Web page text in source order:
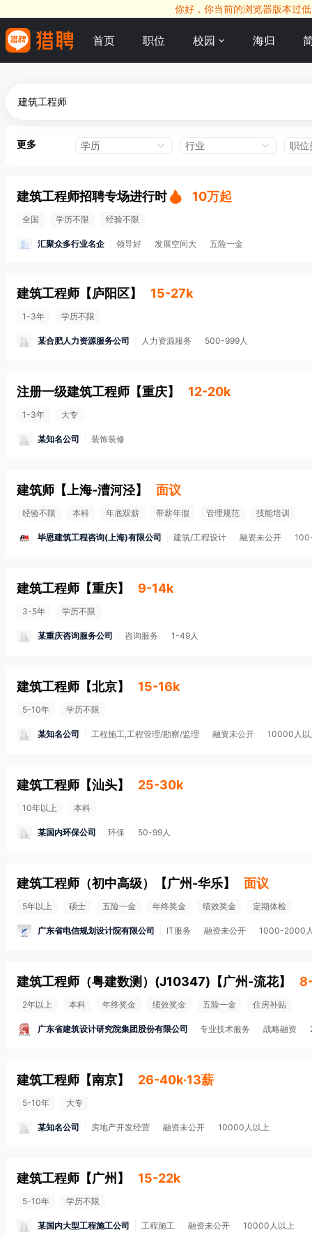
你好，你当前的浏览器版本过
首页 职位 校园 海归
更多 学历 行业 职位
建筑工程师招聘专场进行时 10万起
全国 学历不限 经验不限
汇聚众多行业名企 领导好 发展空间大 五险一金
建筑工程师 【庐阳区】 15-27k
1-3年 学历不限
某合肥人力资源服务公司 人力资源服务 500-999人
注册一级建筑工程师 【重庆】 12-20k
1-3年 大专
某知名公司 装饰装修
建筑师 【 上海-漕河泾】 面议
经验不限 本科 年底双薪 带薪年假 管理规范 技能培训
毕恩建筑工程咨询(上海)有限公司 建筑/工程设计 融资未公开
建筑工程师 【重庆】 9-14k
3-5年 学历不限
某重庆咨询服务公司 咨询服务 1-49人
建筑工程师 【北京】 15-16k
5-10年 学历不限
某知名公司 工程施工,工程管理/勘察/监理 融资未公开 10000人以
建筑工程师 【汕头】 25-30k
10年以上 本科
某国内环保公司 环保 50-99人
建筑工程师（初中高级） 【广州-华乐】 面议
5年以上 硕士 五险一金 年终奖金 绩效奖金 定期体检
广东省电信规划设计院有限公司 IT服务 融资未公开 1000-2000
建筑工程师（粤建数测）(J10347) 【广州-流花】
2年以上 本科 年终奖金 绩效奖金 五险一金 住房补贴
广东省建筑设计研究院集团股份有限公司 专业技术服务 战略融资
建筑工程师 【南京】 26-40k·13薪
5-10年 大专
某知名公司 房地产开发经营 融资未公开 10000人以上
建筑工程师 【广州 】 15-22k
5-10年 学历不限
某国内大型工程施工公司 工程施工 融资未公开 10000人以上